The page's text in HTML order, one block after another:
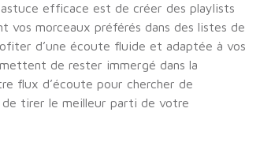
efficace est de créer des playlists
vos morceaux préférés dans des listes de
d’une écoute fluide et adaptée à vos
de rester immergé dans la
flux d’écoute pour chercher de
de tirer le meilleur parti de votre